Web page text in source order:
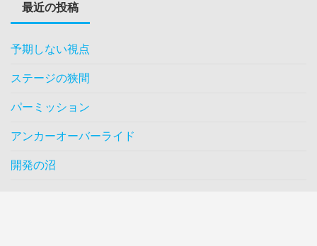
最近の投稿
予期しない視点
ステージの狭間
パーミッション
アンカーオーバーライド
開発の沼